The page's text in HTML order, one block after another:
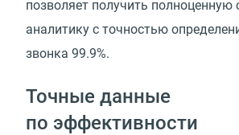
позволяет получить полноценную
аналитику с точностью
звонка 99.9%.
Точные данные
по эффективности